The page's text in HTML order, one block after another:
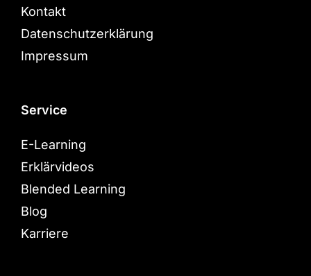
Kontakt
Datenschutzerklärung
Impressum
Service
E-Learning
Erklärvideos
Blended Learning
Blog
Karriere